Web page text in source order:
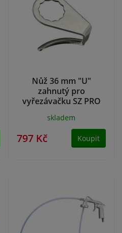
Nůž 36 mm "U"
zahnutý pro
vyřezávačku SZ PRO
skladem
797 Kč Koupit